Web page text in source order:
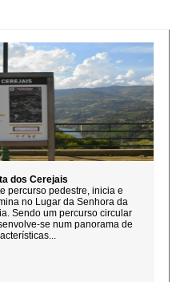
dos Cerejais
percurso pedestre, inicia e
no Lugar da Senhora da
Sendo um percurso circular
se num panorama de